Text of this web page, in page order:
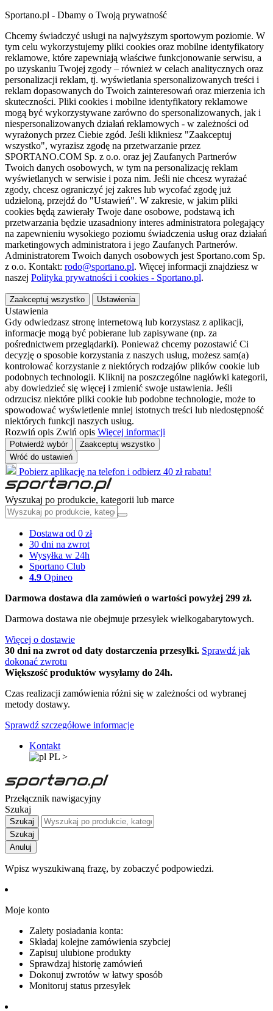
Sportano.pl - Dbamy o Twoją prywatność
Chcemy świadczyć usługi na najwyższym sportowym poziomie. W
tym celu wykorzystujemy pliki cookies oraz mobilne identyfikatory
reklamowe, które zapewniają właściwe funkcjonowanie serwisu, a
po uzyskaniu Twojej zgody – również w celach analitycznych oraz
personalizacji reklam, tj. wyświetlania spersonalizowanych treści i
reklam dopasowanych do Twoich zainteresowań oraz mierzenia ich
skuteczności. Pliki cookies i mobilne identyfikatory reklamowe
mogą być wykorzystywane zarówno do spersonalizowanych, jak i
niespersonalizowanych działań reklamowych - w zależności od
wyrażonych przez Ciebie zgód. Jeśli klikniesz "Zaakceptuj
wszystko", wyrazisz zgodę na przetwarzanie przez
SPORTANO.COM Sp. z o.o. oraz jej Zaufanych Partnerów
Twoich danych osobowych, w tym na personalizację reklam
wyświetlanych w serwisie i poza nim. Jeśli nie chcesz wyrażać
zgody, chcesz ograniczyć jej zakres lub wycofać zgodę już
udzieloną, przejdź do "Ustawień". W zakresie, w jakim pliki
cookies będą zawierały Twoje dane osobowe, podstawą ich
przetwarzania będzie uzasadniony interes administratora polegający
na zapewnieniu wysokiego poziomu świadczenia usług oraz działań
marketingowych administratora i jego Zaufanych Partnerów.
Administratorem Twoich danych osobowych jest Sportano.com Sp.
z o.o. Kontakt: rodo@sportano.pl. Więcej informacji znajdziesz w
naszej Polityka prywatności i cookies - Sportano.pl.
Zaakceptuj wszystko Ustawienia
Ustawienia
Gdy odwiedzasz stronę internetową lub korzystasz z aplikacji,
informacje mogą być pobierane lub zapisywane (np. za
pośrednictwem przeglądarki). Ponieważ chcemy pozostawić Ci
decyzję o sposobie korzystania z naszych usług, możesz sam(a)
kontrolować korzystanie z niektórych rodzajów plików cookie lub
podobnych technologii. Kliknij na poszczególne nagłówki kategorii,
aby dowiedzieć się więcej i zmienić swoje ustawienia. Jeśli
odrzucisz niektóre pliki cookie lub podobne technologie, może to
spowodować wyświetlenie mniej istotnych treści lub niedostępność
niektórych funkcji naszych usług.
Rozwiń opis Zwiń opis Więcej informacji
Potwierdź wybór
Zaakceptuj wszystko
Wróć do ustawień
Pobierz aplikację na telefon i odbierz 40 zł rabatu!
Wyszukaj po produkcie, kategorii lub marce
Dostawa od 0 zł
30 dni na zwrot
Wysyłka w 24h
Sportano Club
4.9 Opineo
Darmowa dostawa dla zamówień o wartości powyżej 299 zł.
Darmowa dostawa nie obejmuje przesyłek wielkogabarytowych.
Więcej o dostawie
30 dni na zwrot od daty dostarczenia przesyłki. Sprawdź jak
dokonać zwrotu
Większość produktów wysyłamy do 24h.
Czas realizacji zamówienia różni się w zależności od wybranej
metody dostawy.
Sprawdź szczegółowe informacje
Kontakt
PL >
Przełącznik nawigacyjny
Szukaj
Szukaj
Szukaj
Anuluj
Wpisz wyszukiwaną frazę, by zobaczyć podpowiedzi.
Moje konto
Zalety posiadania konta:
Składaj kolejne zamówienia szybciej
Zapisuj ulubione produkty
Sprawdzaj historię zamówień
Dokonuj zwrotów w łatwy sposób
Monitoruj status przesyłek